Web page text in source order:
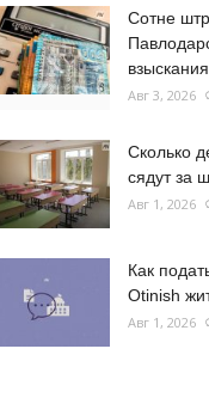
Сотне
взыскания
Авг 3, 2026
Сколько
сядут за
Авг 1, 2026
Как
Otinish
Авг 1, 2026